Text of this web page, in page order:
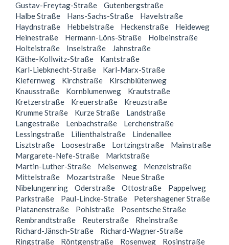
Gustav-Freytag-Straße
Gutenbergstraße
Halbe Straße
Hans-Sachs-Straße
Havelstraße
Haydnstraße
Hebbelstraße Heckenstraße
Heideweg
Heinestraße
Hermann-Löns-Straße
Holbeinstraße
Holteistraße
Inselstraße
Jahnstraße
Käthe-Kollwitz-Straße
Kantstraße
Karl-Liebknecht-Straße
Karl-Marx-Straße
Kiefernweg
Kirchstraße
Kirschblütenweg
Knausstraße
Kornblumenweg
Krautstraße
Kretzerstraße
Kreuerstraße
Kreuzstraße
Krumme Straße
Kurze Straße
Landstraße
Langestraße
Lenbachstraße
Lerchenstraße
Lessingstraße
Lilienthalstraße
Lindenallee
Lisztstraße
Loosestraße Lortzingstraße
Mainstraße
Margarete-Nefe-Straße
Marktstraße
Martin-Luther-Straße
Meisenweg
Menzelstraße
Mittelstraße
Mozartstraße
Neue Straße
Nibelungenring
Oderstraße Ottostraße
Pappelweg
Parkstraße
Paul-Lincke-Straße
Petershagener Straße
Platanenstraße
Pohlstraße
Posentsche Straße
Rembrandtstraße
Reuterstraße
Rheinstraße
Richard-Jänsch-Straße
Richard-Wagner-Straße
Ringstraße
Röntgenstraße Rosenweg Rosinstraße